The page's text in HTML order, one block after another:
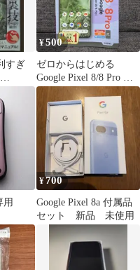
すぎ
¥500
ゼロからはじめる
Google Pixel 8/8 Pro ス
マートガイド
用
¥700
Google Pixel 8a 付属品
セット 新品 未使用